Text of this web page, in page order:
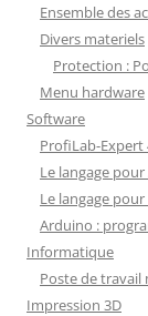
Ensemble des
Divers materiels
Protection :
Menu hardware
Software
ProfiLab-Expert
Le langage
Le langage
Arduino :
Informatique
Poste de travail
Impression 3D